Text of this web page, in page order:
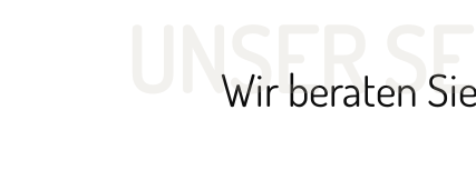
UNSER
Wir beraten